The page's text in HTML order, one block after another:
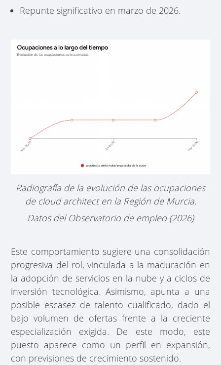
Repunte significativo en marzo de 2026.
Radiografía de la evolución de las ocupaciones
de cloud architect en la Región de Murcia.
Datos del Observatorio de empleo (2026)
Este comportamiento sugiere una consolidación
progresiva del rol, vinculada a la maduración en
la adopción de servicios en la nube y a ciclos de
inversión tecnológica. Asimismo, apunta a una
posible escasez de talento cualificado, dado el
bajo volumen de ofertas frente a la creciente
especialización exigida. De este modo, este
puesto aparece como un perfil en expansión,
con previsiones de crecimiento sostenido.